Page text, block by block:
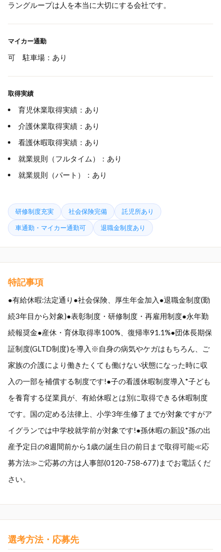
ラングループは人を本当に大切にする会社です。
マイカー通勤
可 駐車場：あり
取得実績
育児休業取得実績：あり
介護休業取得実績：あり
看護休暇取得実績：あり
就業規則（フルタイム）：あり
就業規則（パート）：あり
研修制度充実 社会保険完備 託児所あり
車通勤・マイカー通勤可 退職金制度あり
特記事項
●有給休暇:法定通り●社会保険、厚生年金加入●退職金制度(勤
続3年目から対象)●表彰制度・研修制度・再雇用制度●永年勤
続報奨金●産休・育休取得率100%、復帰率91.1%●団体長期保
証制度(GLTD制度)を導入※自身の病気やケガはもちろん、ご
家族の介護により働きたくても働けない状態になった時に収
入の一部を補償する制度です!●子の看護休暇制度導入*子ども
を養育する従業員が、有給休暇とは別に取得できる休暇制度
です。国の定める法律上、小学3年生修了までが対象ですがア
イグランでは中学校就学前が対象です!●孫休暇の新設*孫の出
産予定日の8週間前から1歳の誕生日の前日まで取得可能≪応
募方法≫ご応募の方は人事部(0120-758-677)までお電話くだ
さい。
選考方法・応募先